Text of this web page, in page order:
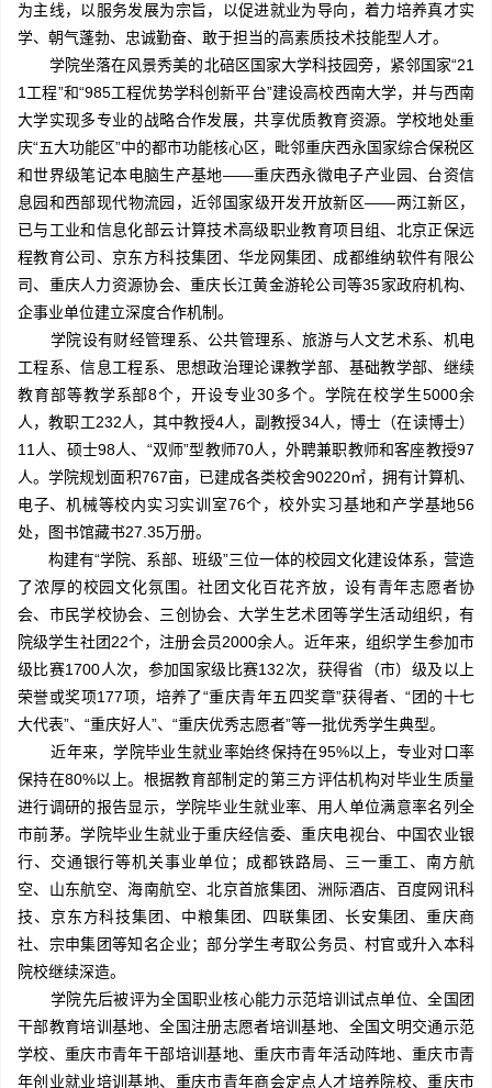
为主线，以服务发展为宗旨，以促进就业为导向，着力培养真才实
学、朝气蓬勃、忠诚勤奋、敢于担当的高素质技术技能型人才。
学院坐落在风景秀美的北碚区国家大学科技园旁，紧邻国家“21
1工程”和“985工程优势学科创新平台”建设高校西南大学，并与西南
大学实现多专业的战略合作发展，共享优质教育资源。学校地处重
庆“五大功能区”中的都市功能核心区，毗邻重庆西永国家综合保税区
和世界级笔记本电脑生产基地——重庆西永微电子产业园、台资信
息园和西部现代物流园，近邻国家级开发开放新区——两江新区，
已与工业和信息化部云计算技术高级职业教育项目组、北京正保远
程教育公司、京东方科技集团、华龙网集团、成都维纳软件有限公
司、重庆人力资源协会、重庆长江黄金游轮公司等35家政府机构、
企事业单位建立深度合作机制。
学院设有财经管理系、公共管理系、旅游与人文艺术系、机电
工程系、信息工程系、思想政治理论课教学部、基础教学部、继续
教育部等教学系部8个，开设专业30多个。学院在校学生5000余
人，教职工232人，其中教授4人，副教授34人，博士（在读博士）
11人、硕士98人、“双师”型教师70人，外聘兼职教师和客座教授97
人。学院规划面积767亩，已建成各类校舍90220㎡，拥有计算机、
电子、机械等校内实习实训室76个，校外实习基地和产学基地56
处，图书馆藏书27.35万册。
构建有“学院、系部、班级”三位一体的校园文化建设体系，营造
了浓厚的校园文化氛围。社团文化百花齐放，设有青年志愿者协
会、市民学校协会、三创协会、大学生艺术团等学生活动组织，有
院级学生社团22个，注册会员2000余人。近年来，组织学生参加市
级比赛1700人次，参加国家级比赛132次，获得省（市）级及以上
荣誉或奖项177项，培养了“重庆青年五四奖章”获得者、“团的十七
大代表”、“重庆好人”、“重庆优秀志愿者”等一批优秀学生典型。
近年来，学院毕业生就业率始终保持在95%以上，专业对口率
保持在80%以上。根据教育部制定的第三方评估机构对毕业生质量
进行调研的报告显示，学院毕业生就业率、用人单位满意率名列全
市前茅。学院毕业生就业于重庆经信委、重庆电视台、中国农业银
行、交通银行等机关事业单位；成都铁路局、三一重工、南方航
空、山东航空、海南航空、北京首旅集团、洲际酒店、百度网讯科
技、京东方科技集团、中粮集团、四联集团、长安集团、重庆商
社、宗申集团等知名企业；部分学生考取公务员、村官或升入本科
院校继续深造。
学院先后被评为全国职业核心能力示范培训试点单位、全国团
干部教育培训基地、全国注册志愿者培训基地、全国文明交通示范
学校、重庆市青年干部培训基地、重庆市青年活动阵地、重庆市青
年创业就业培训基地、重庆市青年商会定点人才培养院校、重庆市